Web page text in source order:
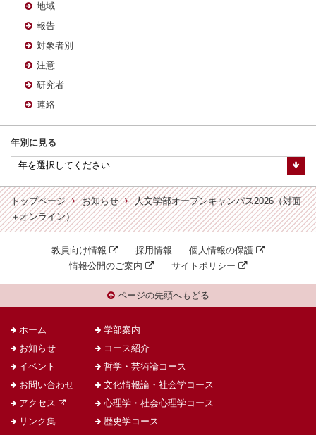
地域
報告
対象者別
注意
研究者
連絡
年別に見る
トップページ お知らせ
人文学部オープンキャンパス2026（対面
＋オンライン）
教員向け情報 採用情報
個人情報の保護
情報公開のご案内
サイトポリシー
ページの先頭へもどる
ホーム
お知らせ
イベント
お問い合わせ
アクセス
リンク集
学部案内
コース紹介
哲学・芸術論コース
文化情報論・社会学コース
心理学・社会心理学コース
歴史学コース